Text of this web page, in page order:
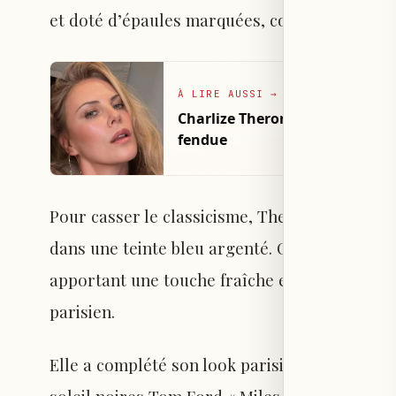
et doté d’épaules marquées, conférant une
À LIRE AUSSI →
Charlize Theron illumine la
fendue
Pour casser le classicisme, Theron a opté
dans une teinte bleu argenté. Cette pièce
apportant une touche fraîche et avant-
parisien.
Elle a complété son look parisien avec des